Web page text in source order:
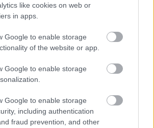
like cookies on web or
in apps.
Google to enable storage
of the website or app.
Google to enable storage
Google to enable storage
including authentication
fraud prevention, and other
szombaton SZOBon egy boldog
.
ajánlott, ...
a tököli víztorony